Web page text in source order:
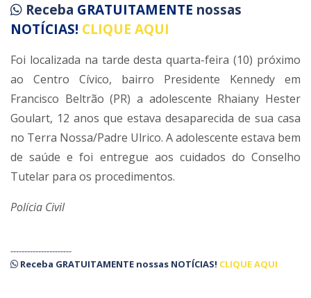
Receba GRATUITAMENTE nossas
NOTÍCIAS! CLIQUE AQUI
Foi localizada na tarde desta quarta-feira (10) próximo
ao Centro Cívico, bairro Presidente Kennedy em
Francisco Beltrão (PR) a adolescente Rhaiany Hester
Goulart, 12 anos que estava desaparecida de sua casa
no Terra Nossa/Padre Ulrico. A adolescente estava bem
de saúde e foi entregue aos cuidados do Conselho
Tutelar para os procedimentos.
Polícia Civil
----------------------
Receba GRATUITAMENTE nossas NOTÍCIAS! CLIQUE AQUI